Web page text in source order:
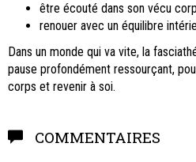
être écouté dans son vécu
renouer avec un équilibre
Dans un monde qui va vite, la
pause profondément ressourçant,
corps et revenir à soi.
COMMENTAIRES